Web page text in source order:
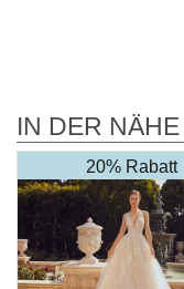
IN DER NÄHE
20% Rabatt